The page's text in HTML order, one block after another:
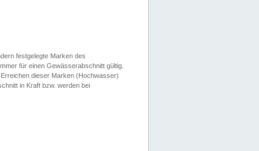
festgelegte Marken des
für einen Gewässerabschnitt gültig.
dieser Marken (Hochwasser)
in Kraft bzw. werden bei